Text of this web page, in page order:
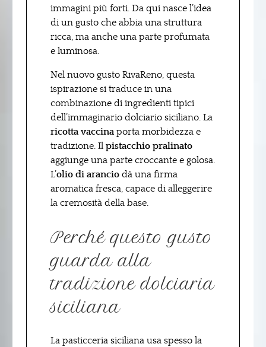
immagini più forti. Da qui nasce l’idea
di un gusto che abbia una struttura
ricca, ma anche una parte profumata
e luminosa.
Nel nuovo gusto RivaReno, questa
ispirazione si traduce in una
combinazione di ingredienti tipici
dell’immaginario dolciario siciliano. La
ricotta vaccinaporta morbidezza e
tradizione. Il pistacchio pralinato
aggiunge una parte croccante e golosa.
L’olio di arancio dà una firma
aromatica fresca, capace di alleggerire
la cremosità della base.
Perché questo gusto
guarda alla
tradizione dolciaria
siciliana
La pasticceria siciliana usa spesso la